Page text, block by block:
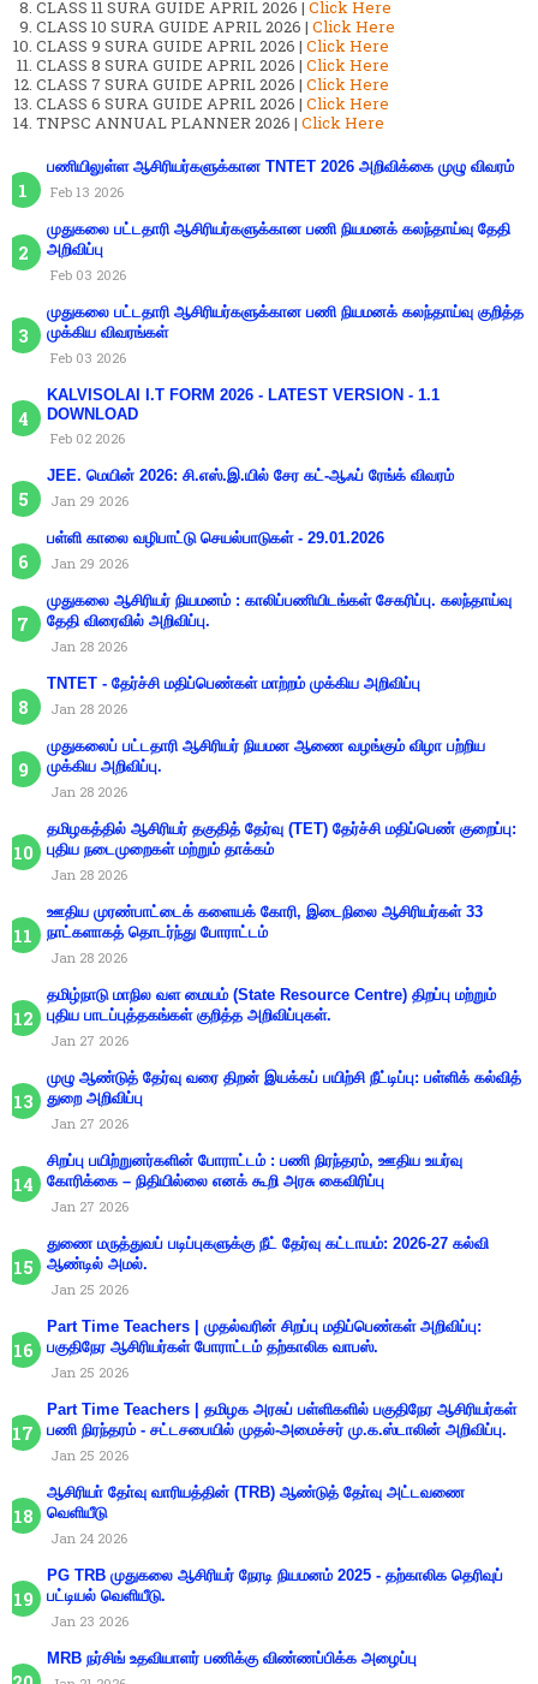
CLASS 11 SURA GUIDE APRIL 2026 | Click Here
CLASS 10 SURA GUIDE APRIL 2026 | Click Here
CLASS 9 SURA GUIDE APRIL 2026 | Click Here
CLASS 8 SURA GUIDE APRIL 2026 | Click Here
CLASS 7 SURA GUIDE APRIL 2026 | Click Here
CLASS 6 SURA GUIDE APRIL 2026 | Click Here
TNPSC ANNUAL PLANNER 2026 | Click Here
பணியிலுள்ள ஆசிரியர்களுக்கான TNTET 2026 அறிவிக்கை முழு விவரம்
Feb 13 2026
முதுகலை பட்டதாரி ஆசிரியர்களுக்கான பணி நியமனக் கலந்தாய்வு தேதி
அறிவிப்பு
Feb 03 2026
முதுகலை பட்டதாரி ஆசிரியர்களுக்கான பணி நியமனக் கலந்தாய்வு குறித்த
முக்கிய விவரங்கள்
Feb 03 2026
KALVISOLAI I.T FORM 2026 - LATEST VERSION - 1.1
DOWNLOAD
Feb 02 2026
JEE. மெயின் 2026: சி.எஸ்.இ.யில் சேர கட்-ஆஃப் ரேங்க் விவரம்
Jan 29 2026
பள்ளி காலை வழிபாட்டு செயல்பாடுகள் - 29.01.2026
Jan 29 2026
முதுகலை ஆசிரியர் நியமனம் : காலிப்பணியிடங்கள் சேகரிப்பு. கலந்தாய்வு
தேதி விரைவில் அறிவிப்பு.
Jan 28 2026
TNTET - தேர்ச்சி மதிப்பெண்கள் மாற்றம் முக்கிய அறிவிப்பு
Jan 28 2026
முதுகலைப் பட்டதாரி ஆசிரியர் நியமன ஆணை வழங்கும் விழா பற்றிய
முக்கிய அறிவிப்பு.
Jan 28 2026
தமிழகத்தில் ஆசிரியர் தகுதித் தேர்வு (TET) தேர்ச்சி மதிப்பெண் குறைப்பு:
புதிய நடைமுறைகள் மற்றும் தாக்கம்
Jan 28 2026
ஊதிய முரண்பாட்டைக் களையக் கோரி, இடைநிலை ஆசிரியர்கள் 33
நாட்களாகத் தொடர்ந்து போராட்டம்
Jan 28 2026
தமிழ்நாடு மாநில வள மையம் (State Resource Centre) திறப்பு மற்றும்
புதிய பாடப்புத்தகங்கள் குறித்த அறிவிப்புகள்.
Jan 27 2026
முழு ஆண்டுத் தேர்வு வரை திறன் இயக்கப் பயிற்சி நீட்டிப்பு: பள்ளிக் கல்வித்
துறை அறிவிப்பு
Jan 27 2026
சிறப்பு பயிற்றுனர்களின் போராட்டம் : பணி நிரந்தரம், ஊதிய உயர்வு
கோரிக்கை – நிதியில்லை எனக் கூறி அரசு கைவிரிப்பு
Jan 27 2026
துணை மருத்துவப் படிப்புகளுக்கு நீட் தேர்வு கட்டாயம்: 2026-27 கல்வி
ஆண்டில் அமல்.
Jan 25 2026
Part Time Teachers | முதல்வரின் சிறப்பு மதிப்பெண்கள் அறிவிப்பு:
பகுதிநேர ஆசிரியர்கள் போராட்டம் தற்காலிக வாபஸ்.
Jan 25 2026
Part Time Teachers | தமிழக அரசுப் பள்ளிகளில் பகுதிநேர ஆசிரியர்கள்
பணி நிரந்தரம் - சட்டசபையில் முதல்-அமைச்சர் மு.க.ஸ்டாலின் அறிவிப்பு.
Jan 25 2026
ஆசிரியா் தோ்வு வாரியத்தின் (TRB) ஆண்டுத் தோ்வு அட்டவணை
வெளியீடு
Jan 24 2026
PG TRB முதுகலை ஆசிரியர் நேரடி நியமனம் 2025 - தற்காலிக தெரிவுப்
பட்டியல் வெளியீடு.
Jan 23 2026
MRB நர்சிங் உதவியாளர் பணிக்கு விண்ணப்பிக்க அழைப்பு